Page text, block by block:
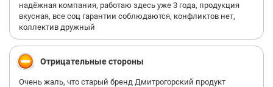
надёжная компания, работаю здесь уже 3 года, продукция
вкусная, все соц гарантии соблюдаются, конфликтов нет,
коллектив дружный
Отрицательные стороны
Очень жаль, что старый бренд Дмитрогорский продукт